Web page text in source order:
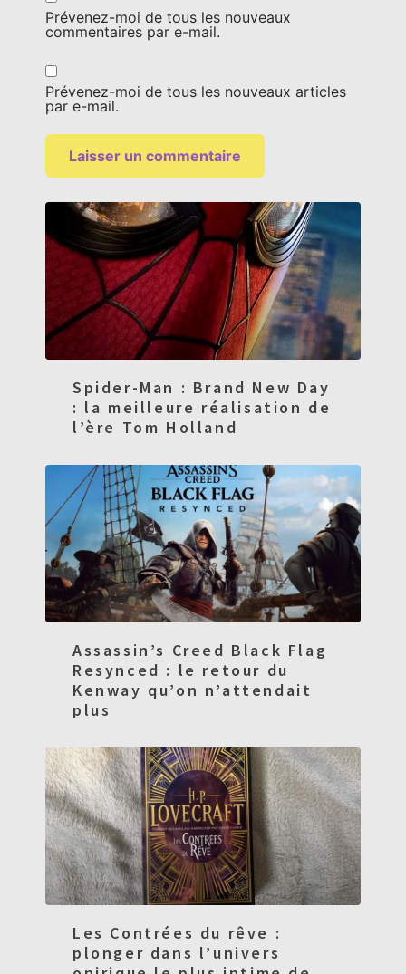
Prévenez-moi de tous les nouveaux
commentaires par e-mail.
Prévenez-moi de tous les nouveaux articles
par e-mail.
Spider-Man : Brand New Day
: la meilleure réalisation de
l’ère Tom Holland
Assassin’s Creed Black Flag
Resynced : le retour du
Kenway qu’on n’attendait
plus
Les Contrées du rêve :
plonger dans l’univers